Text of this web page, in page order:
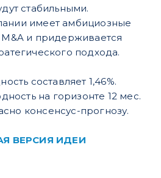
стабильными.
имеет амбициозные
и придерживается
подхода.
составляет 1,46%.
на горизонте 12 мес.
консенсус-прогнозу.
ВЕРСИЯ ИДЕИ